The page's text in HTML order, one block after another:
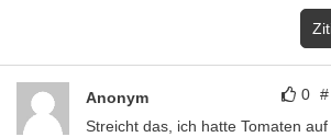
0 #
Anonym
Streicht das, ich hatte Tomaten